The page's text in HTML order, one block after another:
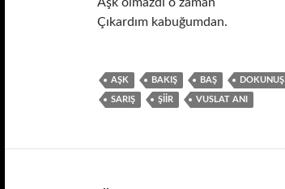
Çıkardım kabuğumdan.
AŞK BAKIŞ BAŞ DOKUNUŞ
SARIŞ ŞIIR VUSLAT ANI